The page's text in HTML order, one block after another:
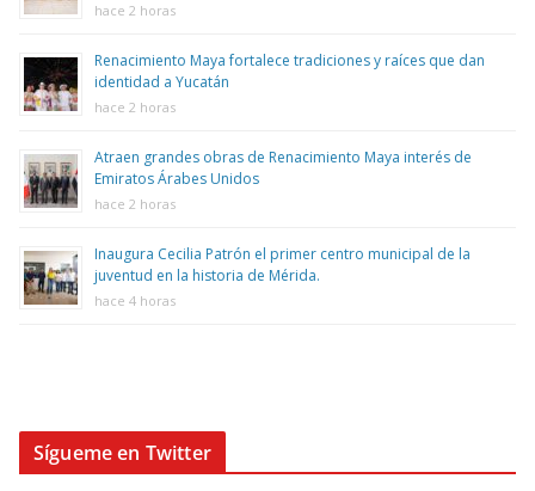
hace 2 horas
Renacimiento Maya fortalece tradiciones y raíces que dan
identidad a Yucatán
hace 2 horas
Atraen grandes obras de Renacimiento Maya interés de
Emiratos Árabes Unidos
hace 2 horas
Inaugura Cecilia Patrón el primer centro municipal de la
juventud en la historia de Mérida.
hace 4 horas
Sígueme en Twitter